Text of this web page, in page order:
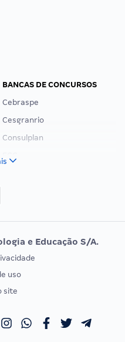
BANCAS DE CONCURSOS
Cebraspe
Cesgranrio
Consulplan
Vunesp
EXAME DE ORDEM
Calendário OAB
e Educação S/A.
uso
site